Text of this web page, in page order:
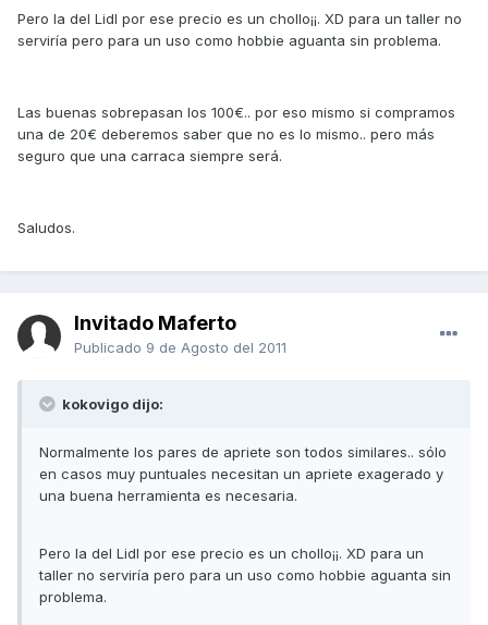
Pero la del Lidl por ese precio es un chollo¡¡. XD para un taller no
serviría pero para un uso como hobbie aguanta sin problema.
Las buenas sobrepasan los 100€.. por eso mismo si compramos
una de 20€ deberemos saber que no es lo mismo.. pero más
seguro que una carraca siempre será.
Saludos.
Invitado Maferto
Publicado 9 de Agosto del 2011
kokovigo dijo:
Normalmente los pares de apriete son todos similares.. sólo
en casos muy puntuales necesitan un apriete exagerado y
una buena herramienta es necesaria.
Pero la del Lidl por ese precio es un chollo¡¡. XD para un
taller no serviría pero para un uso como hobbie aguanta sin
problema.